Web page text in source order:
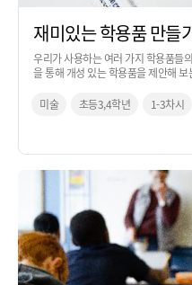
재미있는 학용품 만들
우리가 사용하는 여러 가지 학용품들
을 통해 개성 있는 학용품을 제안해 보
미술 초등3,4학년 1-3차시